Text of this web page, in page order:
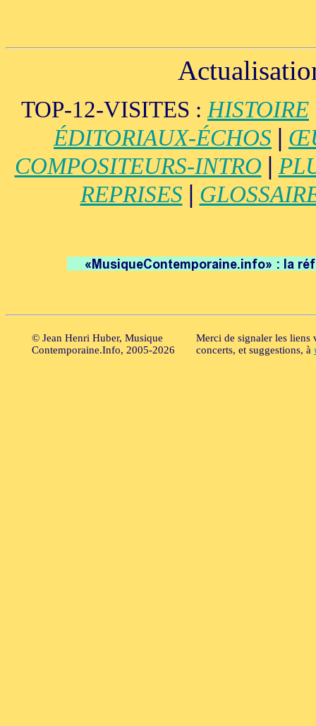
TOP-12-VISITES : HISTOIRE
ÉDITORIAUX-ÉCHOS |
COMPOSITEURS-INTRO |
REPRISES |
© Jean Henri Huber, Musique
Contemporaine.Info, 2005-2026
Merci de signaler les liens
concerts, et suggestions, à